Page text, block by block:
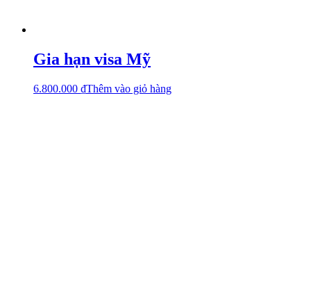
Gia hạn visa Mỹ
6.800.000 ₫Thêm vào giỏ hàng